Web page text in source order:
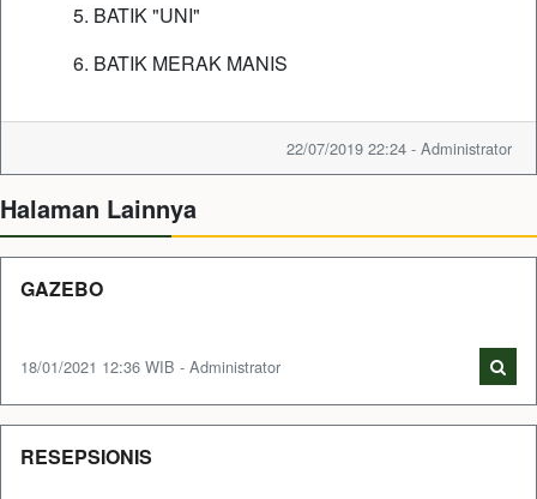
5. BATIK "UNI"
6. BATIK MERAK MANIS
22/07/2019 22:24 - Administrator
Halaman Lainnya
GAZEBO
18/01/2021 12:36 WIB - Administrator
RESEPSIONIS